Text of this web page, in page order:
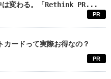
は変わる。「Rethink PR...
PR
カードって実際お得なの？
PR